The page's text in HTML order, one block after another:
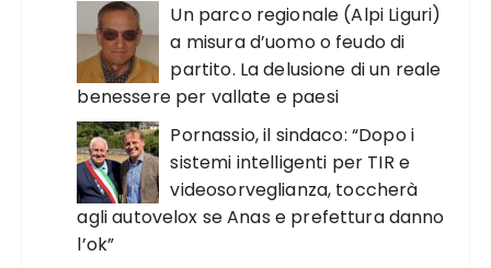
Un parco regionale (Alpi Liguri)
a misura d’uomo o feudo di
partito. La delusione di un reale
benessere per vallate e paesi
Pornassio, il sindaco: “Dopo i
sistemi intelligenti per TIR e
videosorveglianza, toccherà
agli autovelox se Anas e prefettura danno
l’ok”